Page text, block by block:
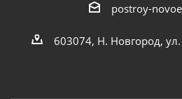
postroy-
603074, Н. Новгород,